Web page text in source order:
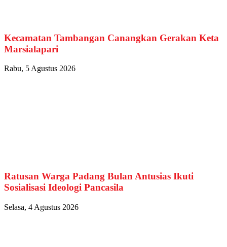
Kecamatan Tambangan Canangkan Gerakan Keta
Marsialapari
Rabu, 5 Agustus 2026
Ratusan Warga Padang Bulan Antusias Ikuti
Sosialisasi Ideologi Pancasila
Selasa, 4 Agustus 2026